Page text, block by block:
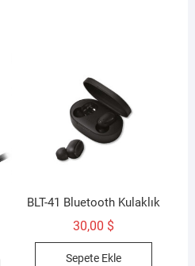
BLT-41 Bluetooth Kulaklık
30,00 $
Sepete Ekle